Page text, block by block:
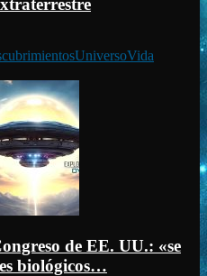
UniversoVida
de EE. UU.: «se
biológicos…